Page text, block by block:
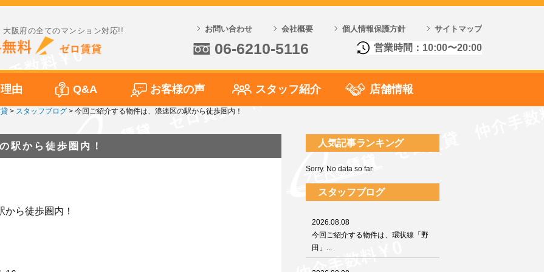
大阪府の全てのマンション対応!! お問い合わせ 会社概要 個人情報保護方針 サイトマップ
06-6210-5116 営業時間：10:00〜20:00
由 Q&A お客様の声 スタッフ紹介 店舗情報
> スタッフブログ > 今回ご紹介する物件は、浪速区の駅から徒歩圏内！
駅から徒歩圏内！
ら徒歩圏内！
人気記事ランキング
Sorry. No data so far.
スタッフブログ
2026.08.08
今回ご紹介する物件は、環状線「野
田」...